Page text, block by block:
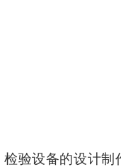
验设备的设计制